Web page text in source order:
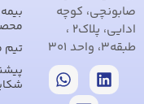
بیمه
محصولات
تیم ما
پیشنهادات،
شکایات
نمایندگی
خارجی